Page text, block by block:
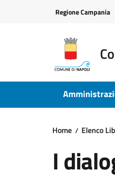
Regione Campania
Home Elenco
I